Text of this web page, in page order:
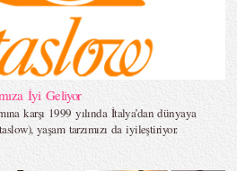
İyi Geliyor
karşı 1999 yılında İtalya’dan dünyaya
yaşam tarzımızı da iyileştiriyor.